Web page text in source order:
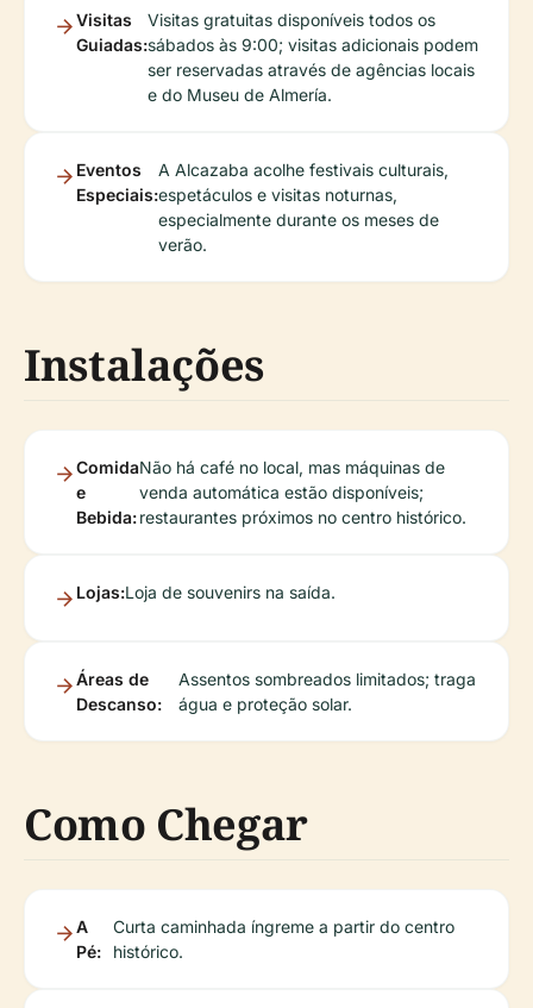
Visitas
Guiadas:
Visitas gratuitas disponíveis todos os
sábados às 9:00; visitas adicionais podem
ser reservadas através de agências locais
e do Museu de Almería.
Eventos
Especiais:
A Alcazaba acolhe festivais culturais,
espetáculos e visitas noturnas,
especialmente durante os meses de
verão.
Instalações
Comida
e
Bebida:
Não há café no local, mas máquinas de
venda automática estão disponíveis;
restaurantes próximos no centro histórico.
Lojas:Loja de souvenirs na saída.
Áreas de
Descanso:
Assentos sombreados limitados; traga
água e proteção solar.
Como Chegar
A
Pé:
Curta caminhada íngreme a partir do centro
histórico.